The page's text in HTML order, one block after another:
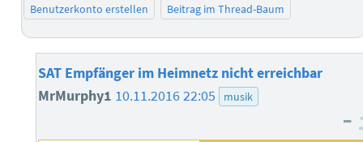
Benutzerkonto erstellen
Beitrag im Thread-Baum
SAT Empfänger im Heimnetz nicht erreichbar
MrMurphy1 10.11.2016 22:05 musik
–